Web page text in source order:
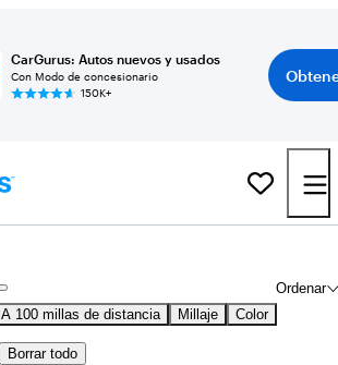
CarGurus: Autos nuevos y usados
Con Modo de concesionario
150K+
Ordenar
A 100 millas de distancia Millaje Color
Borrar todo